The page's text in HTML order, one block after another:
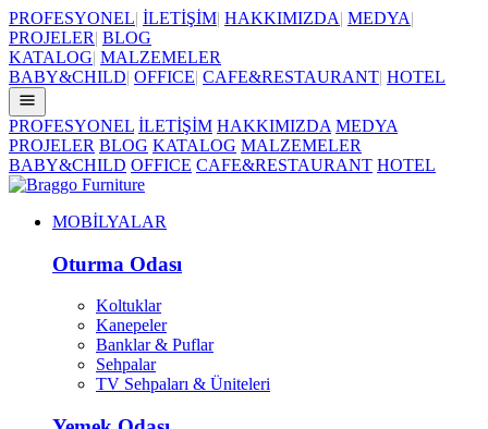
PROFESYONEL| İLETİŞİM| HAKKIMIZDA| MEDYA|
PROJELER| BLOG
KATALOG| MALZEMELER
BABY&CHILD| OFFICE| CAFE&RESTAURANT| HOTEL
PROFESYONEL İLETİŞİM HAKKIMIZDA MEDYA
PROJELER BLOG KATALOG MALZEMELER
BABY&CHILD OFFICE CAFE&RESTAURANT HOTEL
MOBİLYALAR
Oturma Odası
Koltuklar
Kanepeler
Banklar & Puflar
Sehpalar
TV Sehpaları & Üniteleri